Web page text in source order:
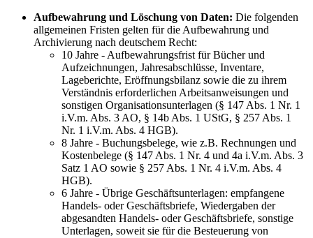
Aufbewahrung und Löschung von Daten: Die folgenden
allgemeinen Fristen gelten für die Aufbewahrung und
Archivierung nach deutschem Recht:
10 Jahre - Aufbewahrungsfrist für Bücher und
Aufzeichnungen, Jahresabschlüsse, Inventare,
Lageberichte, Eröffnungsbilanz sowie die zu ihrem
Verständnis erforderlichen Arbeitsanweisungen und
sonstigen Organisationsunterlagen (§ 147 Abs. 1 Nr. 1
i.V.m. Abs. 3 AO, § 14b Abs. 1 UStG, § 257 Abs. 1
Nr. 1 i.V.m. Abs. 4 HGB).
8 Jahre - Buchungsbelege, wie z.B. Rechnungen und
Kostenbelege (§ 147 Abs. 1 Nr. 4 und 4a i.V.m. Abs. 3
Satz 1 AO sowie § 257 Abs. 1 Nr. 4 i.V.m. Abs. 4
HGB).
6 Jahre - Übrige Geschäftsunterlagen: empfangene
Handels- oder Geschäftsbriefe, Wiedergaben der
abgesandten Handels- oder Geschäftsbriefe, sonstige
Unterlagen, soweit sie für die Besteuerung von